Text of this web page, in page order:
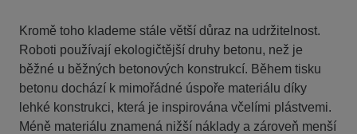
Kromě toho klademe stále větší důraz na udržitelnost.
Roboti používají ekologičtější druhy betonu, než je
běžné u běžných betonových konstrukcí. Během tisku
betonu dochází k mimořádné úspoře materiálu díky
lehké konstrukci, která je inspirována včelími plástvemi.
Méně materiálu znamená nižší náklady a zároveň menší